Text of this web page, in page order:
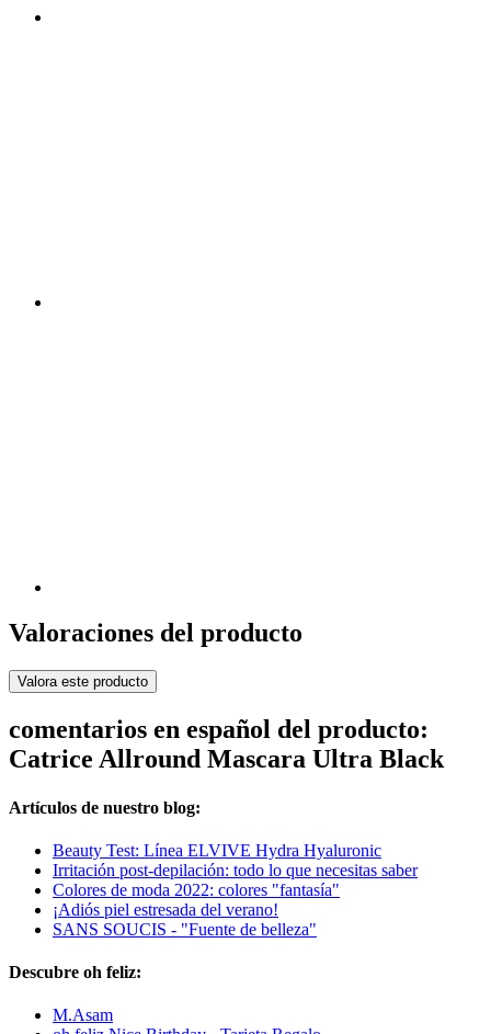
Valoraciones del producto
Valora este producto
comentarios en español del producto:
Catrice Allround Mascara Ultra Black
Artículos de nuestro blog:
Beauty Test: Línea ELVIVE Hydra Hyaluronic
Irritación post-depilación: todo lo que necesitas saber
Colores de moda 2022: colores "fantasía"
¡Adiós piel estresada del verano!
SANS SOUCIS - "Fuente de belleza"
Descubre oh feliz:
M.Asam